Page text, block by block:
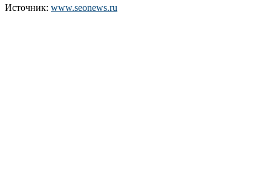
Источник: www.seonews.ru